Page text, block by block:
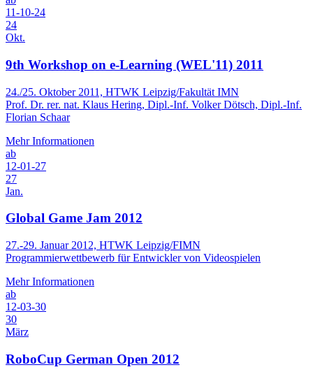
11-10-24
24
Okt.
9th Workshop on e-Learning (WEL'11) 2011
24./25. Oktober 2011, HTWK Leipzig/Fakultät IMN
Prof. Dr. rer. nat. Klaus Hering, Dipl.-Inf. Volker Dötsch, Dipl.-Inf.
Florian Schaar
Mehr Informationen
ab
12-01-27
27
Jan.
Global Game Jam 2012
27.-29. Januar 2012, HTWK Leipzig/FIMN
Programmierwettbewerb für Entwickler von Videospielen
Mehr Informationen
ab
12-03-30
30
März
RoboCup German Open 2012